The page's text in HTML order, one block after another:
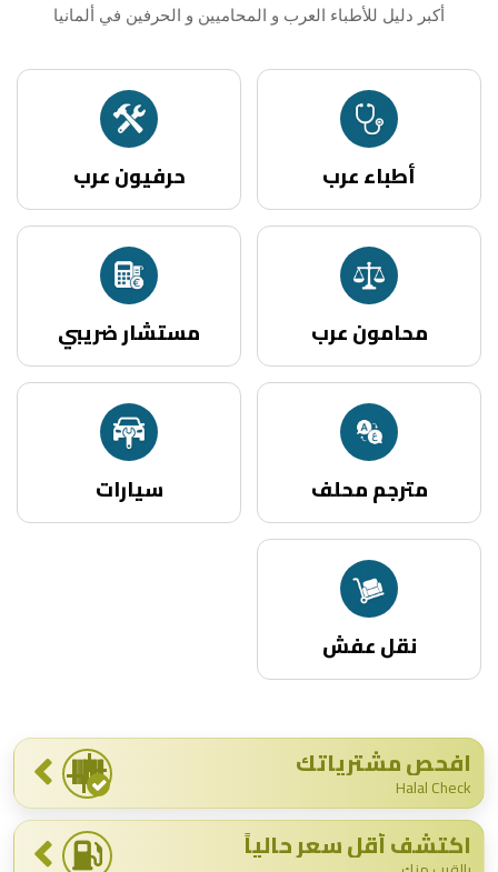
أكبر دليل للأطباء العرب و المحاميين و الحرفين في ألمانيا
أطباء عرب حرفيون عرب
محامون عرب مستشار ضريبي
مترجم محلف سيارات
نقل عفش
افحص مشترياتك
Halal Check
اكتشف أقل سعر حالياً